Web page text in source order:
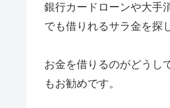
銀行カードローンや大手
でも借りれるサラ金を探
お金を借りるのがどうし
もお勧めです。